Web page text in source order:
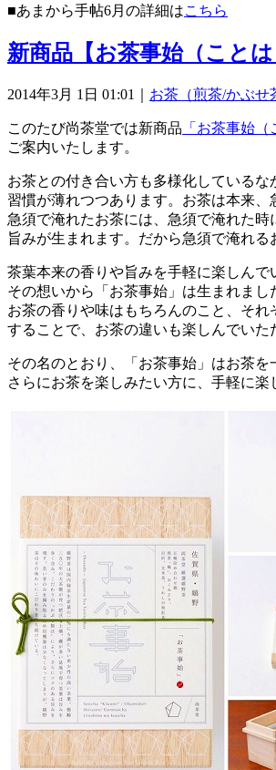
■あまから手帖6月の詳細はこちら
新商品【お茶事始（こと
2014年3月 1日 01:01｜ お茶（煎茶/かぶせ
このたび尚茶堂では新商品 「お茶事始（
ご案内いたします。
お茶との付き合い方も多様化している
習慣が薄れつつあります。お茶は本来、
急須で淹れたお茶には、急須で淹れた
旨みが生まれます。だから急須で淹れる
茶葉本来の香りや旨みを手軽に楽しんで
その想いから「お茶事始」は生まれまし
お茶の香りや味はもちろんのこと、そ
することで、お茶の違いも楽しんでいた
その名のとおり、「お茶事始」はお茶を
さらにお茶を楽しみたい方に、手軽に楽